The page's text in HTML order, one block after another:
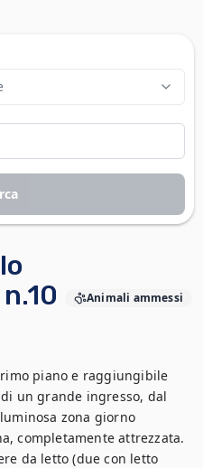
Animali ammessi
piano e raggiungibile
un grande ingresso, dal
zona giorno
completamente attrezzata.
da letto (due con letto